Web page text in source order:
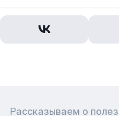
Рассказываем о